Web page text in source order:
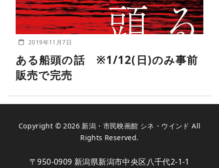
2019年11月7日
ある船頭の話 ※1/12(日)のみ事前
販売で完売
Copyright © 2026 新潟・市民映画館 シネ・ウインド All
Rights Reserved.
〒950-0909 新潟県新潟市中央区八千代2-1-1